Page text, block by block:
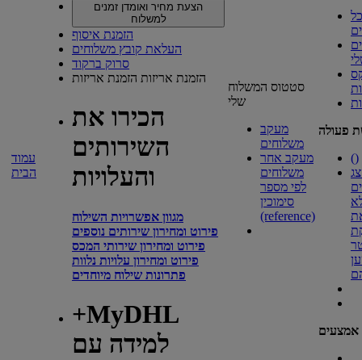
עמוד
הבית
הצעת מחיר ואומדן זמנים
למשלוח
הזמנת איסוף
העלאת קובץ משלוחים
סרוק ברקוד
הזמנת אריזות הזמנת אריזות
הכירו את
השירותים
והעלויות
מגוון אפשרויות השילוח
פירוט ומחירון שירותים נוספים
פירוט ומחירון שירותי המכס
פירוט ומחירון עלויות נלוות
פתרונות שילוח מיוחדים
+MyDHL
למידה עם
סטטוס המשלוח
שלי
מעקב
משלוחים
מעקב אחר
משלוחים
לפי מספר
סימוכין
(reference)
כל
פעולה
()
אמצעים